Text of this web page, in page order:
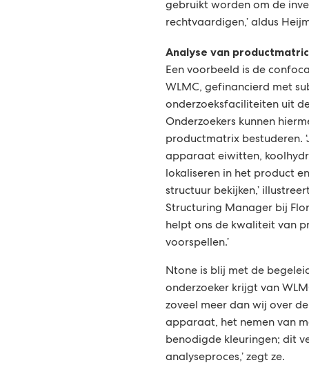
gebruikt worden om de
rechtvaardigen,’ aldus
Analyse van
Een voorbeeld is de
WLMC, gefinancierd met
onderzoeksfaciliteiten uit
Onderzoekers kunnen
productmatrix bestuderen.
apparaat eiwitten,
lokaliseren in het product
structuur bekijken,’
Structuring Manager bij
helpt ons de kwaliteit van
voorspellen.’
Ntone is blij met de
onderzoeker krijgt van
zoveel meer dan wij over
apparaat, het nemen van
benodigde kleuringen; dit
analyseproces,’ zegt ze.